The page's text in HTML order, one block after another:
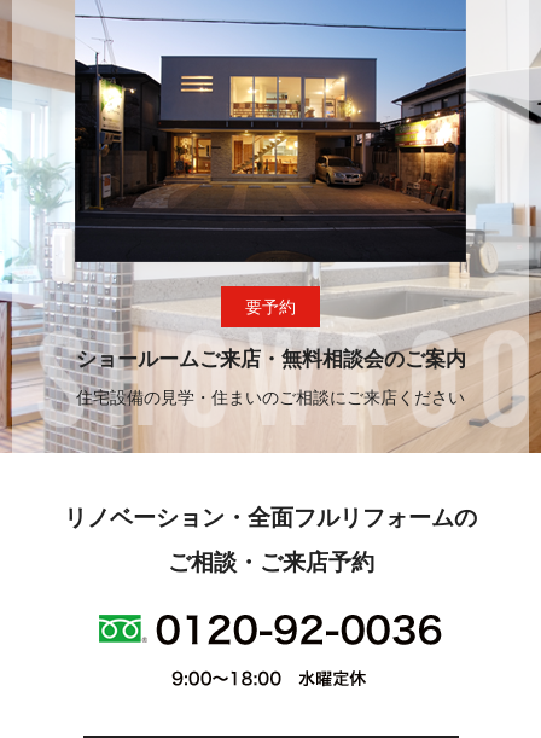
要予約
ショールームご来店・無料相談会のご案内
住宅設備の見学・住まいのご相談にご来店ください
リノベーション・全面フルリフォームの
ご相談・ご来店予約